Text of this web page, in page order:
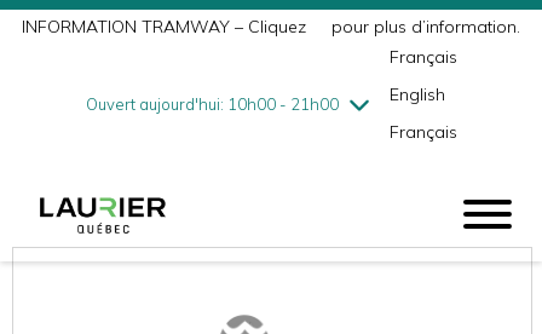
INFORMATION TRAMWAY – Cliquez pour plus d’information.
Ouvert aujourd'hui: 10h00 - 21h00
mercredi8/5
10h00 - 18h00
vendredi8/7
10h00 - 21h00
Français
English
Français